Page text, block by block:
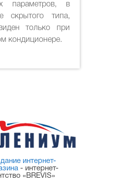
параметров, в
скрытого типа,
только при
кондиционере.
интернет-
- интернет-
«BREVIS»